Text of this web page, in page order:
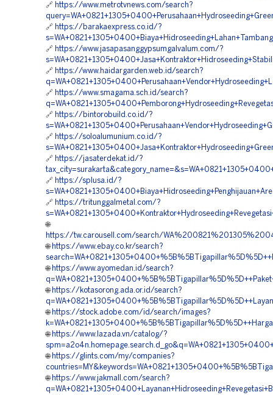
🔗 https://www.metrotvnews.com/search?
🔗 https://barakaexpress.co.id/?
🔗 https://www.jasapasanggypsumgalvalum.com/?
🔗 https://www.haidargarden.web.id/search?
🔗 https://www.smagama.sch.id/search?
🔗 https://bintorobuild.co.id/?
🔗 https://soloalumunium.co.id/?
🔗 https://jasaterdekat.id/?
🔗 https://splusa.id/?
🔗 https://tritunggalmetal.com/?
🌐
https://tw.carousell.com/search/
🌐 https://www.ebay.co.kr/search?
🌐 https://www.ayomedan.id/search?
🌐 https://kotasorong.ada.or.id/search?
🌐 https://stock.adobe.com/id/search/images?
🌐 https://www.lazada.vn/catalog/?
🌐 https://glints.com/my/companies?
🌐 https://www.jakmall.com/search?